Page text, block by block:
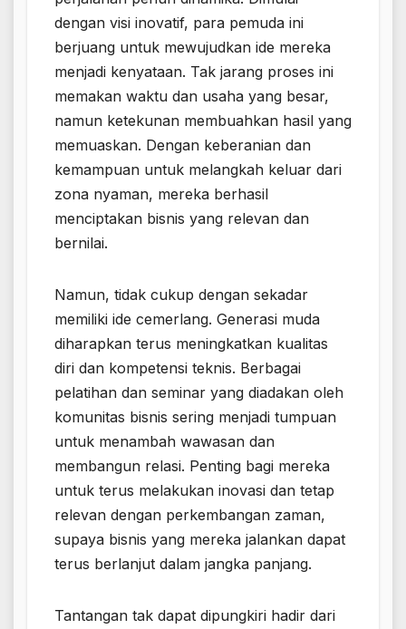
dengan visi inovatif, para pemuda ini
berjuang untuk mewujudkan ide mereka
menjadi kenyataan. Tak jarang proses ini
memakan waktu dan usaha yang besar,
namun ketekunan membuahkan hasil yang
memuaskan. Dengan keberanian dan
kemampuan untuk melangkah keluar dari
zona nyaman, mereka berhasil
menciptakan bisnis yang relevan dan
bernilai.
Namun, tidak cukup dengan sekadar
memiliki ide cemerlang. Generasi muda
diharapkan terus meningkatkan kualitas
diri dan kompetensi teknis. Berbagai
pelatihan dan seminar yang diadakan oleh
komunitas bisnis sering menjadi tumpuan
untuk menambah wawasan dan
membangun relasi. Penting bagi mereka
untuk terus melakukan inovasi dan tetap
relevan dengan perkembangan zaman,
supaya bisnis yang mereka jalankan dapat
terus berlanjut dalam jangka panjang.
Tantangan tak dapat dipungkiri hadir dari